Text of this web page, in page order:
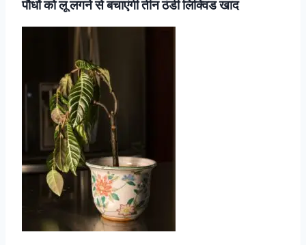
पौधों को लू लगने से बचाएंगी तीन ठंडी लिक्विड खाद